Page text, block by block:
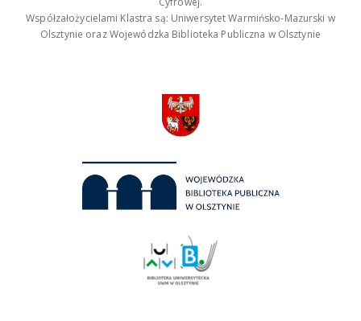
Współzałożycielami Klastra są: Uniwersytet Warmińsko-Mazurski w
Olsztynie oraz Wojewódzka Biblioteka Publiczna w Olsztynie